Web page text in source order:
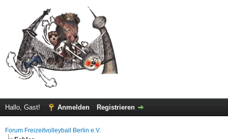
Hallo, Gast! Anmelden Registrieren
Forum Freizeitvolleyball Berlin e.V.